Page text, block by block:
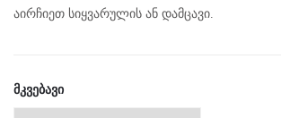
აირჩიეთ სიყვარულის ან დამცავი.
ᲛᲙᲕᲔᲑᲐᲕᲘ